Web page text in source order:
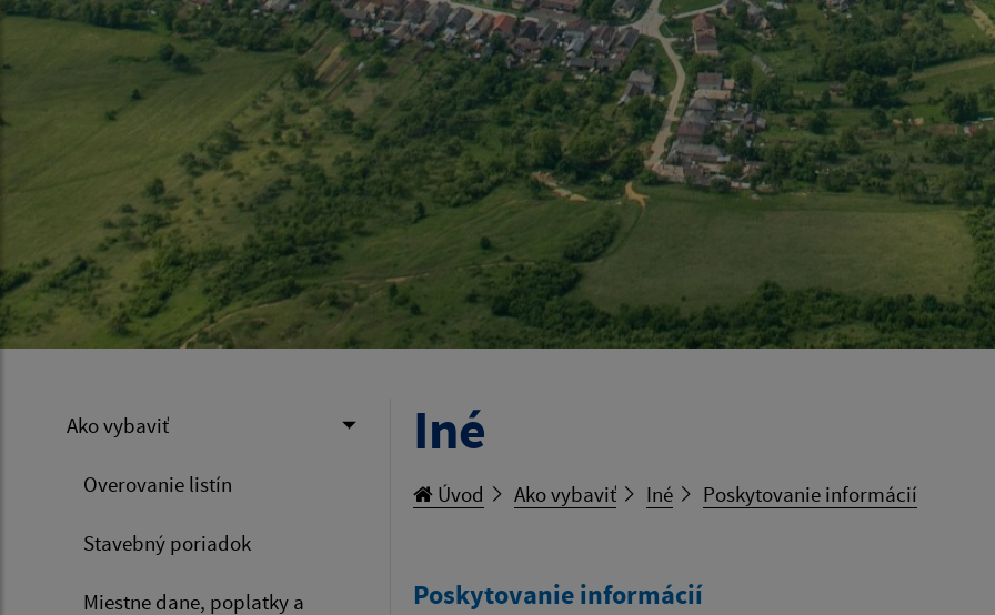
Ako vybaviť
Overovanie listín
Stavebný poriadok
Miestne dane, poplatky a
Iné
Úvod Ako vybaviť Iné Poskytovanie informácií
Poskytovanie informácií